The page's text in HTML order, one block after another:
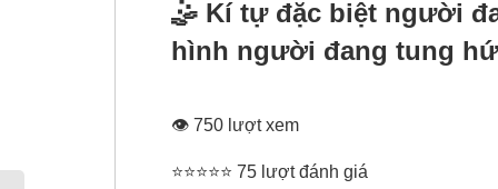
🤹 Kí tự đặc biệt người
hình người đang tung
👁 750 lượt xem
⭐⭐⭐⭐⭐ 75 lượt đánh giá